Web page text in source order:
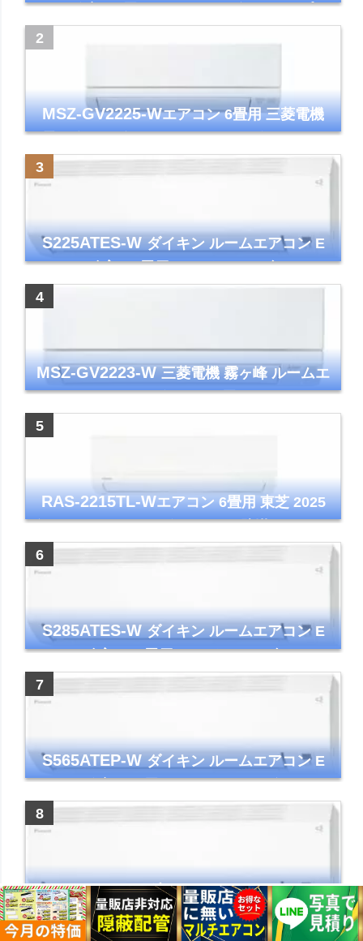
リーズ 主に6畳 ホワイト 2024年モデル プラ
MSZ-GV2225-Wエアコン 6畳用 三菱電機
霧ヶ峰 2025年モデル GVシリーズ ピュアホ
ワイト 清潔 除湿 単相100V
S225ATES-Wダイキン ルームエアコン E
シリーズ 主に6畳用 ホワイト 2025年モデル
MSZ-GV2223-W三菱電機 霧ヶ峰 ルームエ
アコン GVシリーズ おもに6畳用 ピュアホワ
RAS-2215TL-Wエアコン 6畳用 東芝 2025
年モデル TLシリーズ ホワイト 壁掛け クーラ
ー コンパクト 清潔
S285ATES-Wダイキン ルームエアコン E
シリーズ 主に10畳用 ホワイト 2025年モデル
コンパクトモデル ストリーマ
S565ATEP-Wダイキン ルームエアコン E
シリーズ 主に18畳用 ホワイト 2025年モデル
コンパクトモデル ストリーマ
S255ATES-Wダイキン ルームエアコン E
シリーズ 主に8畳用 ホワイト 2025年モデル